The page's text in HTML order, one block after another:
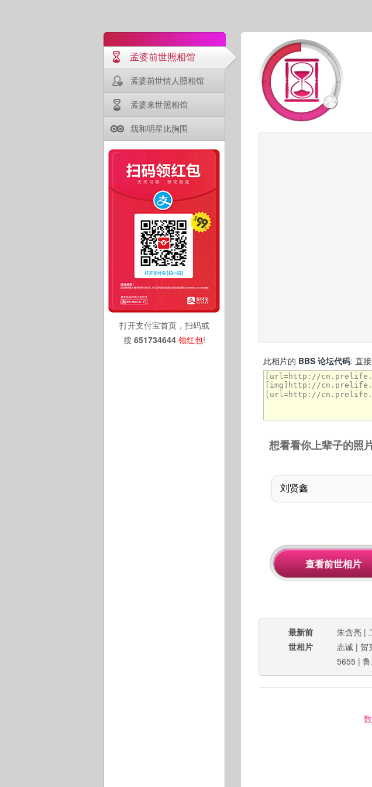
孟婆前世照相馆
孟婆前世情人照相馆
孟婆来世照相馆
我和明星比胸围
打开支付宝首页，扫码或
搜 651734644 领红包!
此相片的 BBS 论坛代码: 直
想看看你上辈子的照
最新前
世相片
朱含亮 |
志诚 | 贺
5655 |